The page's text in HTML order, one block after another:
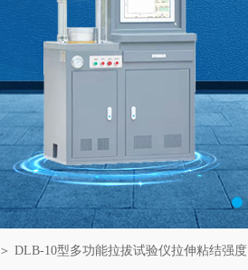
＞ DLB-10型多功能拉拔试验仪拉伸粘结强度